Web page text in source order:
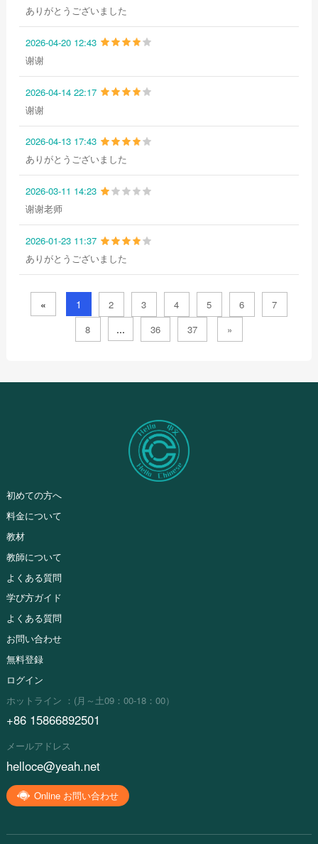
ありがとうございました
2026-04-20 12:43
谢谢
2026-04-14 22:17
谢谢
2026-04-13 17:43
ありがとうございました
2026-03-11 14:23
谢谢老师
2026-01-23 11:37
ありがとうございました
« 1 2 3 4 5 6
7
8
... 36 37 »
初めての方へ
料金について
教材
教師について
よくある質問
学び方ガイド
よくある質問
お問い合わせ
無料登録
ログイン
ホットライン ：(月～土09：00-18：00）
+86 15866892501
メールアドレス
helloce@yeah.net
Online お問い合わせ